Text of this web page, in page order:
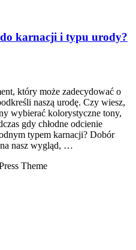
karnacji i typu urody?
który może zadecydować o
naszą urodę. Czy wiesz,
wybierać kolorystyczne tony,
gdy chłodne odcienie
typem karnacji? Dobór
nasz wygląd, …
Theme